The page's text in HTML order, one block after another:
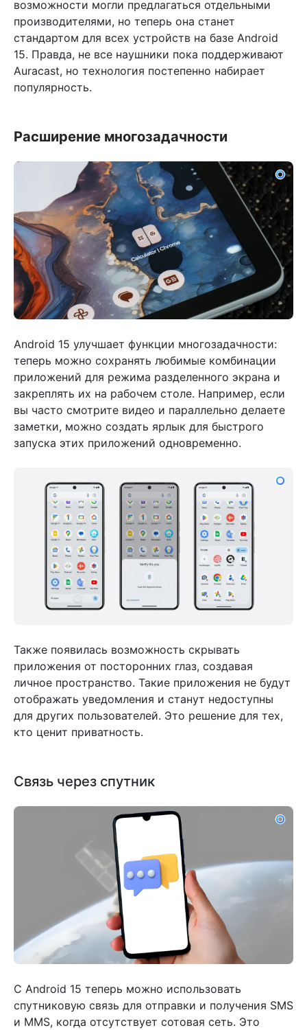
возможности могли предлагаться отдельными
производителями, но теперь она станет
стандартом для всех устройств на базе Android
15. Правда, не все наушники пока поддерживают
Auracast, но технология постепенно набирает
популярность.
Расширение многозадачности
Android 15 улучшает функции многозадачности:
теперь можно сохранять любимые комбинации
приложений для режима разделенного экрана и
закреплять их на рабочем столе. Например, если
вы часто смотрите видео и параллельно делаете
заметки, можно создать ярлык для быстрого
запуска этих приложений одновременно.
Также появилась возможность скрывать
приложения от посторонних глаз, создавая
личное пространство. Такие приложения не будут
отображать уведомления и станут недоступны
для других пользователей. Это решение для тех,
кто ценит приватность.
Связь через спутник
С Android 15 теперь можно использовать
спутниковую связь для отправки и получения SMS
и MMS, когда отсутствует сотовая сеть. Это